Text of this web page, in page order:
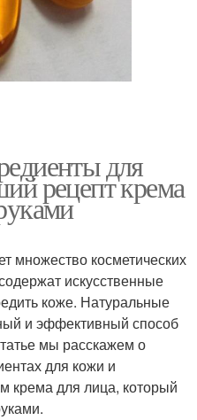
для
рецепт крема
множество косметических
искусственные
коже. Натуральные
и эффективный способ
мы расскажем о
для кожи и
крема для лица, который